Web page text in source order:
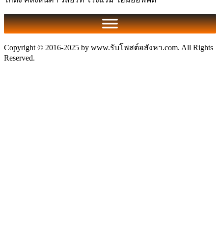
Copyright © 2016-2025 by www.รับโพสต์อสังหา.com. All Rights
Reserved.